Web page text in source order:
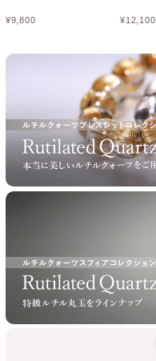
¥9,800 ¥12,100